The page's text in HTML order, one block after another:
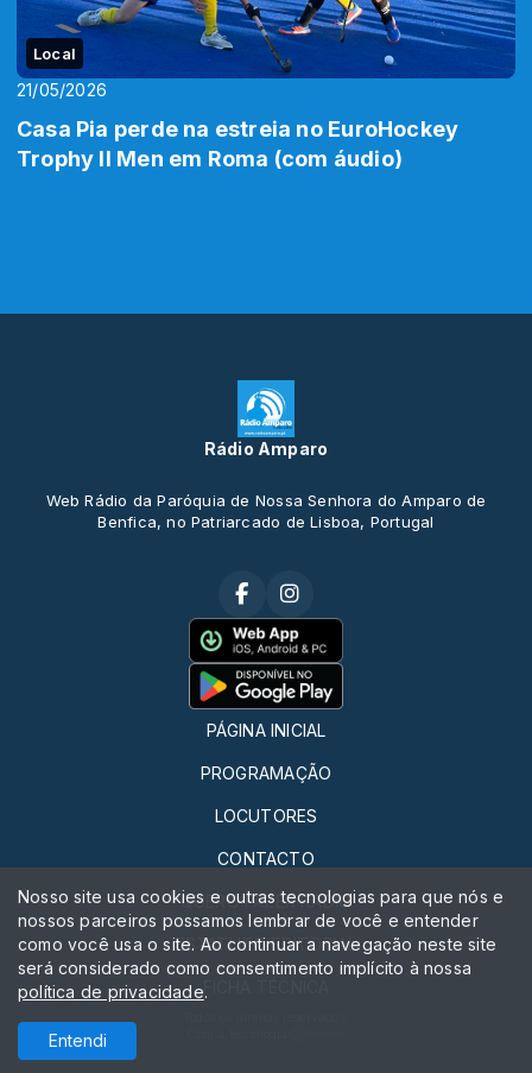
Local
21/05/2026
Casa Pia perde na estreia no EuroHockey
Trophy II Men em Roma (com áudio)
Rádio Amparo
Web Rádio da Paróquia de Nossa Senhora do Amparo de
Benfica, no Patriarcado de Lisboa, Portugal
PÁGINA INICIAL
PROGRAMAÇÃO
LOCUTORES
CONTACTO
QUERO FAZER RÁDIO
ESTATUTO EDITORIAL
FICHA TÉCNICA
Nosso site usa cookies e outras tecnologias para que nós e
nossos parceiros possamos lembrar de você e entender
como você usa o site. Ao continuar a navegação neste site
será considerado como consentimento implícito à nossa
política de privacidade.
Entendi